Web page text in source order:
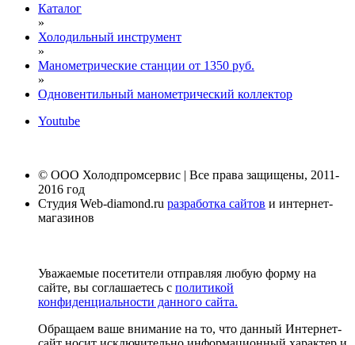
Каталог
»
Холодильный инструмент
»
Манометрические станции от 1350 руб.
»
Одновентильный манометрический коллектор
Youtube
© ООО Холодпромсервис | Все права защищены, 2011-
2016 год
Студия Web-diamond.ru разработка сайтов и интернет-
магазинов
Уважаемые посетители отправляя любую форму на
сайте, вы соглашаетесь с политикой
конфиденциальности данного сайта.
Обращаем ваше внимание на то, что данный Интернет-